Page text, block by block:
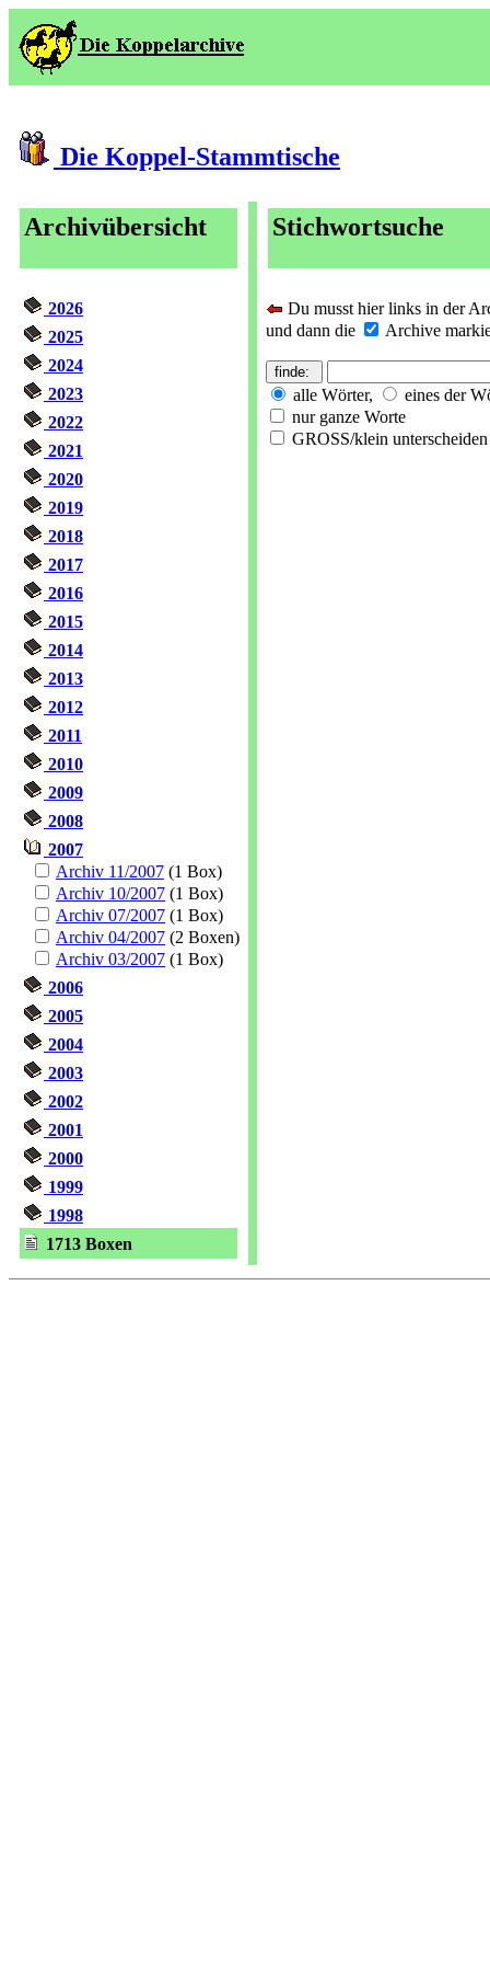
Die Koppel-Stammtische
Archivübersicht
2026
2025
2024
2023
2022
2021
2020
2019
2018
2017
2016
2015
2014
2013
2012
2011
2010
2009
2008
2007
Archiv 11/2007 (1 Box)
Archiv 10/2007 (1 Box)
Archiv 07/2007 (1 Box)
Archiv 04/2007 (2 Boxen)
Archiv 03/2007 (1 Box)
2006
2005
2004
2003
2002
2001
2000
1999
1998
1713 Boxen
Stichwortsuche
Du musst hier links in der
und dann die
Archive
alle Wörter,
eines der
nur ganze Worte
GROSS/klein unterscheiden